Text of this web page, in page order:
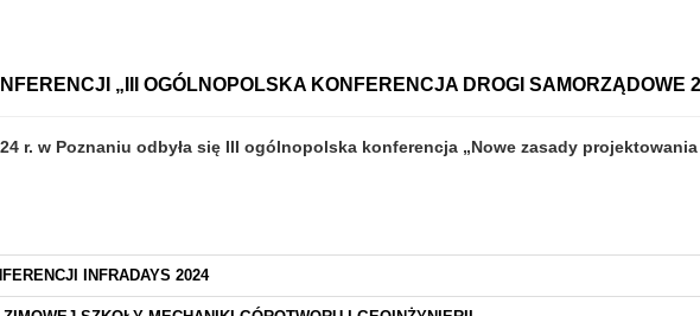
„III OGÓLNOPOLSKA KONFERENCJA DROGI SAMORZĄDOWE
r. w Poznaniu odbyła się III ogólnopolska konferencja „Nowe zasady
INFRADAYS 2024